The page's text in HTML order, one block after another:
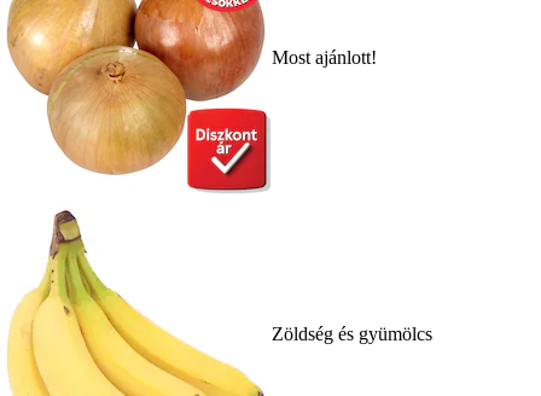
Most ajánlott!
Zöldség és gyümölcs